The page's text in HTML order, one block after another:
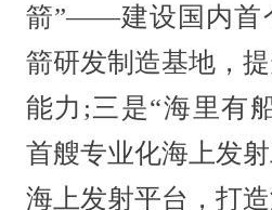
箭”——建设国内首
箭研发制造基地，
能力;三是“海里有
首艘专业化海上发
海上发射平台，打造